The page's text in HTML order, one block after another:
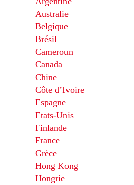
Australie
Belgique
Brésil
Cameroun
Canada
Chine
Côte d’Ivoire
Espagne
Etats-Unis
Finlande
France
Grèce
Hong Kong
Hongrie